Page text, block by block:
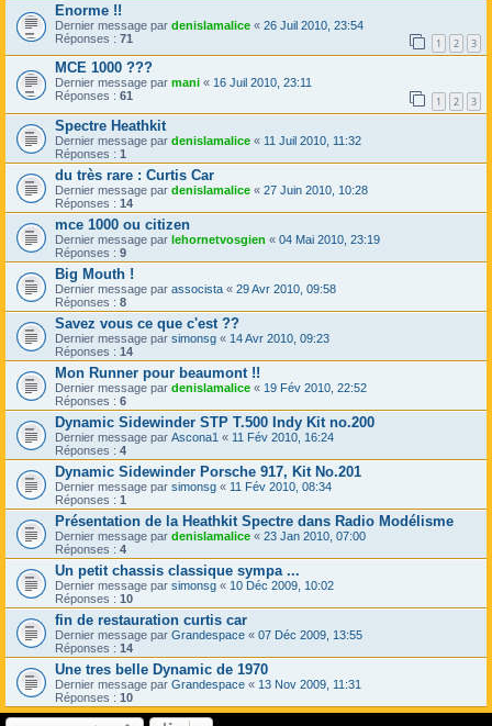
Enorme !!
Dernier message par denislamalice « 26 Juil 2010, 23:54
Réponses : 71 1 2 3
MCE 1000 ???
Dernier message par mani « 16 Juil 2010, 23:11
Réponses : 61 1 2 3
Spectre Heathkit
Dernier message par denislamalice « 11 Juil 2010, 11:32
Réponses : 1
du très rare : Curtis Car
Dernier message par denislamalice « 27 Juin 2010, 10:28
Réponses : 14
mce 1000 ou citizen
Dernier message par lehornetvosgien « 04 Mai 2010, 23:19
Réponses : 9
Big Mouth !
Dernier message par assocista « 29 Avr 2010, 09:58
Réponses : 8
Savez vous ce que c'est ??
Dernier message par simonsg « 14 Avr 2010, 09:23
Réponses : 14
Mon Runner pour beaumont !!
Dernier message par denislamalice « 19 Fév 2010, 22:52
Réponses : 6
Dynamic Sidewinder STP T.500 Indy Kit no.200
Dernier message par Ascona1 « 11 Fév 2010, 16:24
Réponses : 4
Dynamic Sidewinder Porsche 917, Kit No.201
Dernier message par simonsg « 11 Fév 2010, 08:34
Réponses : 1
Présentation de la Heathkit Spectre dans Radio Modélisme
Dernier message par denislamalice « 23 Jan 2010, 07:00
Réponses : 4
Un petit chassis classique sympa ...
Dernier message par simonsg « 10 Déc 2009, 10:02
Réponses : 10
fin de restauration curtis car
Dernier message par Grandespace « 07 Déc 2009, 13:55
Réponses : 14
Une tres belle Dynamic de 1970
Dernier message par Grandespace « 13 Nov 2009, 11:31
Réponses : 10